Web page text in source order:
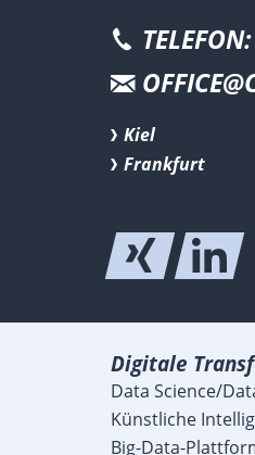
Kiel
Frankfurt
Digitale
Data Science/
Künstliche
Big-Data-